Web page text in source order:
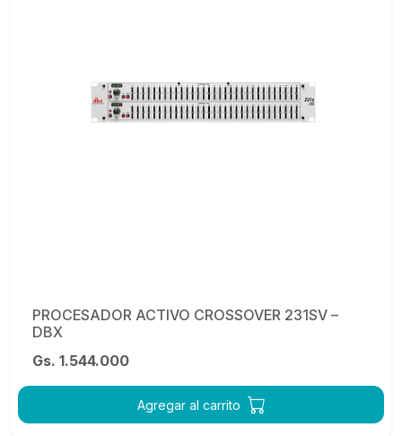
PROCESADOR ACTIVO CROSSOVER 231SV –
DBX
Gs. 1.544.000
Agregar al carrito